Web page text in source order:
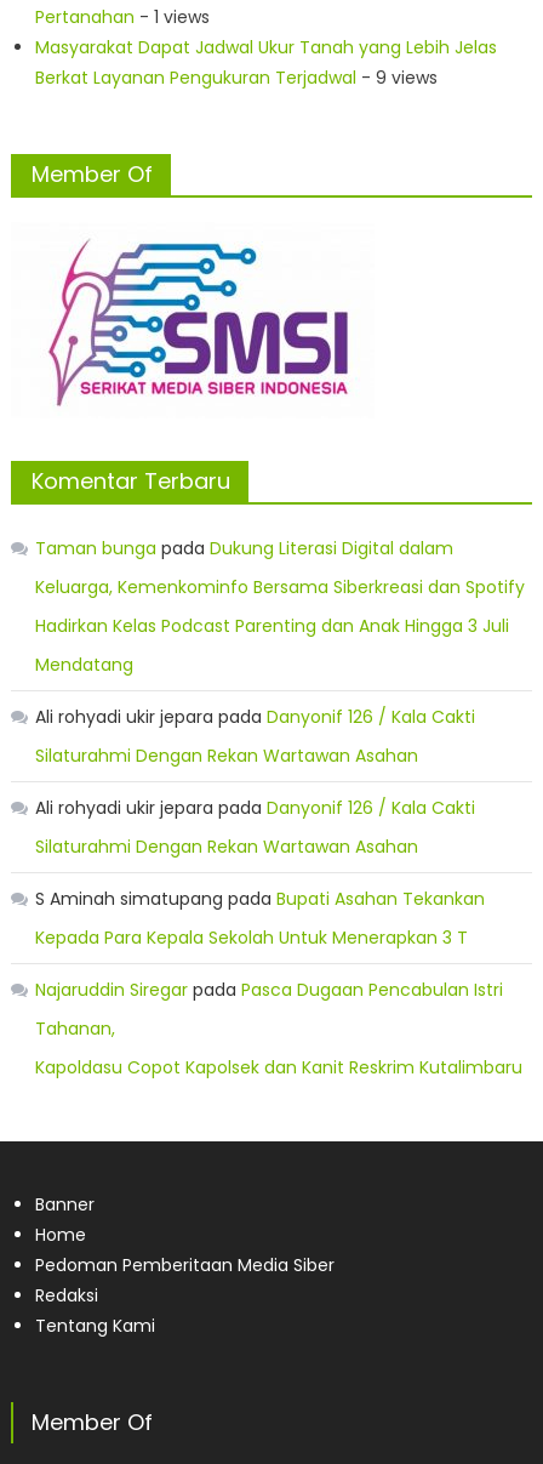
Pertanahan - 1 views
Masyarakat Dapat Jadwal Ukur Tanah yang Lebih Jelas
Berkat Layanan Pengukuran Terjadwal - 9 views
Member Of
Komentar Terbaru
Taman bunga pada Dukung Literasi Digital dalam
Keluarga, Kemenkominfo Bersama Siberkreasi dan Spotify
Hadirkan Kelas Podcast Parenting dan Anak Hingga 3 Juli
Mendatang
Ali rohyadi ukir jepara pada Danyonif 126 / Kala Cakti
Silaturahmi Dengan Rekan Wartawan Asahan
Ali rohyadi ukir jepara pada Danyonif 126 / Kala Cakti
Silaturahmi Dengan Rekan Wartawan Asahan
S Aminah simatupang pada Bupati Asahan Tekankan
Kepada Para Kepala Sekolah Untuk Menerapkan 3 T
Najaruddin Siregarpada Pasca Dugaan Pencabulan Istri
Tahanan,
Kapoldasu Copot Kapolsek dan Kanit Reskrim Kutalimbaru
Banner
Home
Pedoman Pemberitaan Media Siber
Redaksi
Tentang Kami
Member Of